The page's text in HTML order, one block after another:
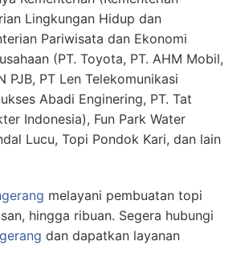
Lingkungan Hidup dan
Pariwisata dan Ekonomi
(PT. Toyota, PT. AHM Mobil,
PJB, PT Len Telekomunikasi
Abadi Enginering, PT. Tat
Indonesia), Fun Park Water
Lucu, Topi Pondok Kari, dan lain
melayani pembuatan topi
hingga ribuan. Segera hubungi
dan dapatkan layanan